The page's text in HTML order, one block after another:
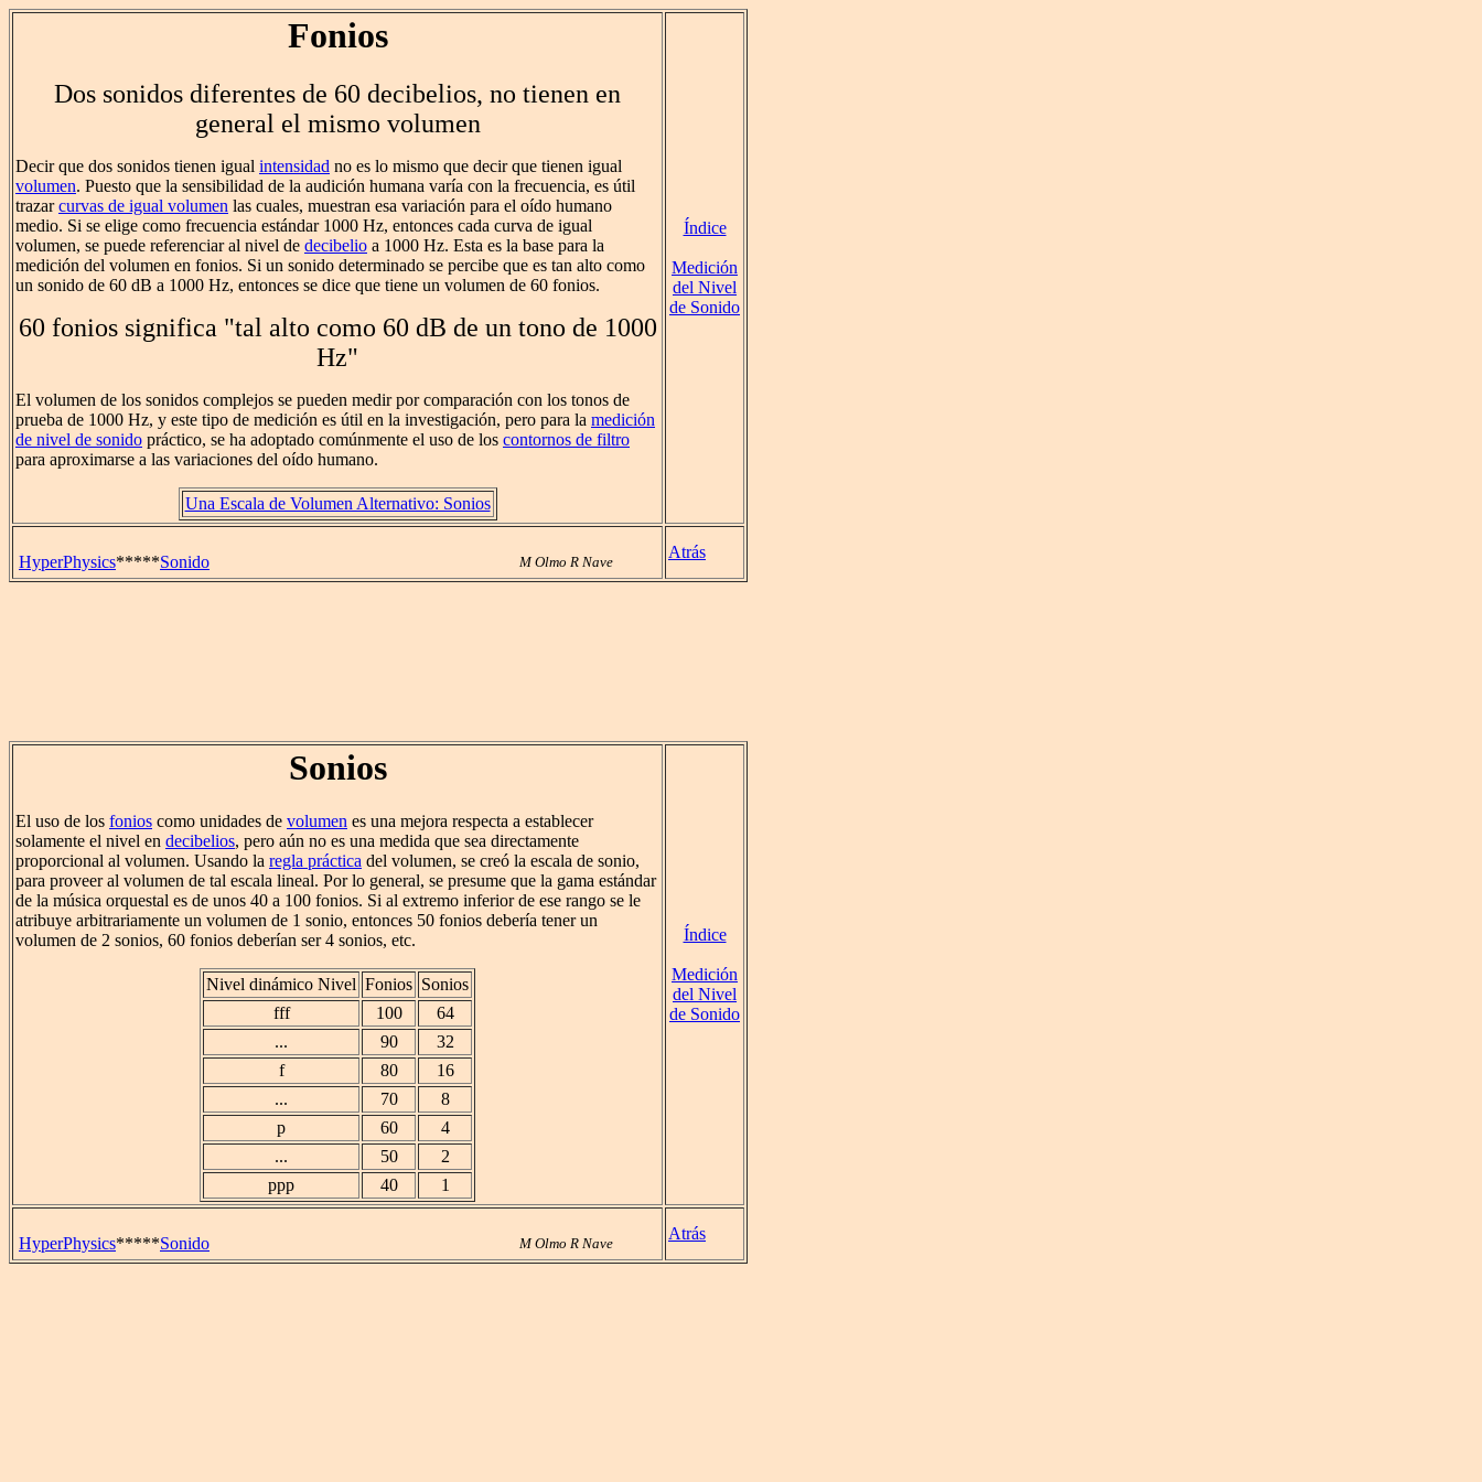
Fonios
Dos sonidos diferentes de 60 decibelios, no tienen en
general el mismo volumen
Decir que dos sonidos tienen igual intensidad no es lo mismo que decir que tienen igual
volumen. Puesto que la sensibilidad de la audición humana varía con la frecuencia, es útil
trazarcurvas de igual volumen las cuales, muestran esa variación para el oído humano
medio. Si se elige como frecuencia estándar 1000 Hz, entonces cada curva de igual
volumen, se puede referenciar al nivel de decibelio a 1000 Hz. Esta es la base para la
medición del volumen en fonios. Si un sonido determinado se percibe que es tan alto como
un sonido de 60 dB a 1000 Hz, entonces se dice que tiene un volumen de 60 fonios.
60 fonios significa "tal alto como 60 dB de un tono de 1000
Hz"
El volumen de los sonidos complejos se pueden medir por comparación con los tonos de
prueba de 1000 Hz, y este tipo de medición es útil en la investigación, pero para la medición
de nivel de sonido práctico, se ha adoptado comúnmente el uso de los contornos de filtro
para aproximarse a las variaciones del oído humano.
Una Escala de Volumen Alternativo: Sonios
Índice
Medición
del Nivel
de Sonido
HyperPhysics*****Sonido M Olmo R Nave
Atrás
Sonios
El uso de los fonios como unidades de volumen es una mejora respecta a establecer
solamente el nivel en decibelios, pero aún no es una medida que sea directamente
proporcional al volumen. Usando la regla práctica del volumen, se creó la escala de sonio,
para proveer al volumen de tal escala lineal. Por lo general, se presume que la gama estándar
de la música orquestal es de unos 40 a 100 fonios. Si al extremo inferior de ese rango se le
atribuye arbitrariamente un volumen de 1 sonio, entonces 50 fonios debería tener un
volumen de 2 sonios, 60 fonios deberían ser 4 sonios, etc.
Nivel dinámico Nivel Fonios Sonios
fff
100
64
...
90
32
f
80
16
...
70
8
p
60
4
...
50
2
ppp
40 1
Índice
Medición
del Nivel
de Sonido
HyperPhysics*****Sonido M Olmo R Nave
Atrás